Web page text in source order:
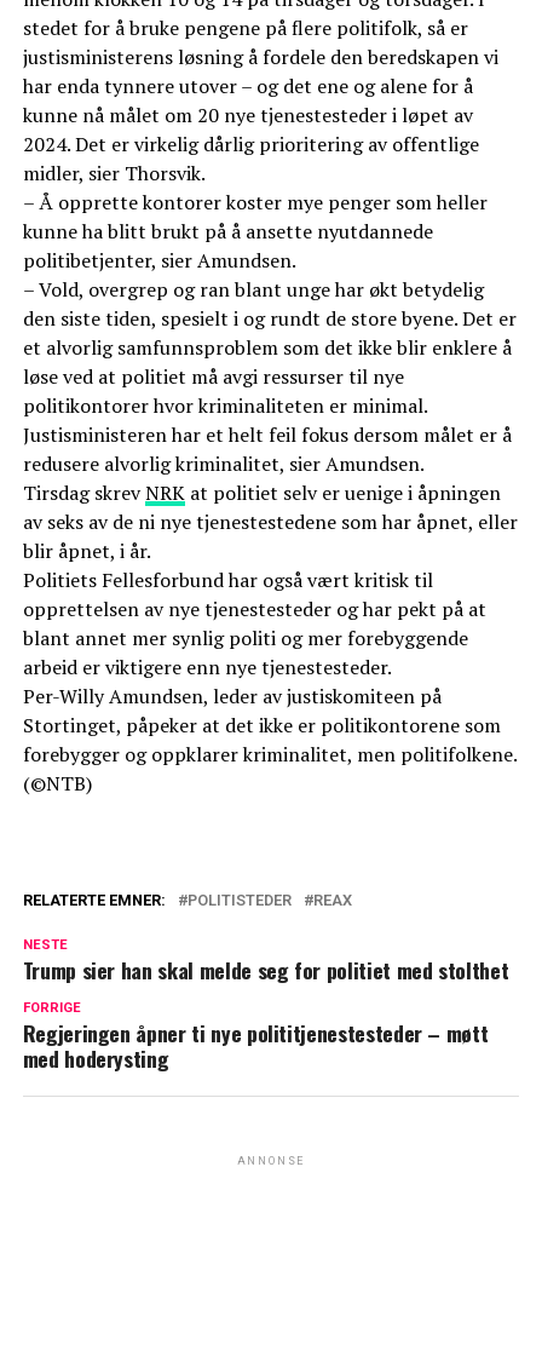
stedet for å bruke pengene på flere politifolk, så er
justisministerens løsning å fordele den beredskapen vi
har enda tynnere utover – og det ene og alene for å
kunne nå målet om 20 nye tjenestesteder i løpet av
2024. Det er virkelig dårlig prioritering av offentlige
midler, sier Thorsvik.
– Å opprette kontorer koster mye penger som heller
kunne ha blitt brukt på å ansette nyutdannede
politibetjenter, sier Amundsen.
– Vold, overgrep og ran blant unge har økt betydelig
den siste tiden, spesielt i og rundt de store byene. Det er
et alvorlig samfunnsproblem som det ikke blir enklere å
løse ved at politiet må avgi ressurser til nye
politikontorer hvor kriminaliteten er minimal.
Justisministeren har et helt feil fokus dersom målet er å
redusere alvorlig kriminalitet, sier Amundsen.
Tirsdag skrevNRKat politiet selv er uenige i åpningen
av seks av de ni nye tjenestestedene som har åpnet, eller
blir åpnet, i år.
Politiets Fellesforbund har også vært kritisk til
opprettelsen av nye tjenestesteder og har pekt på at
blant annet mer synlig politi og mer forebyggende
arbeid er viktigere enn nye tjenestesteder.
Per-Willy Amundsen, leder av justiskomiteen på
Stortinget, påpeker at det ikke er politikontorene som
forebygger og oppklarer kriminalitet, men politifolkene.
(©NTB)
RELATERTE EMNER: POLITISTEDER REAX
NESTE
Trump sier han skal melde seg for politiet med stolthet
FORRIGE
Regjeringen åpner ti nye polititjenestesteder – møtt
med hoderysting
ANNONSE